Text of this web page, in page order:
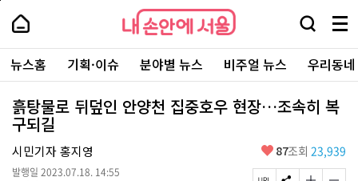
본
로
가
내
손
안
에
서
울
-
서
울
시
대
표
내
손
에
울
검
창
열
기
메
뉴
전
체
보
주
요
서
뉴스홈 기획·이슈 분야별 뉴스 비주얼 뉴스 우리동
흙탕물로 뒤덮인 안양천 집중호우 현장…조속히 복
구되길
시민기자 홍지영
발행일 2023.07.18. 14:55
좋
요
87조회 23,939
페
상
단
로